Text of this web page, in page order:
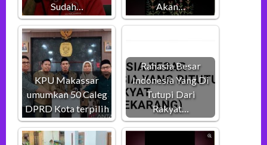
Sudah…
Akan…
KPU Makassar
umumkan 50 Caleg
DPRD Kota terpilih
Rahasia Besar
Indonesia Yang Di
Tutupi Dari
Rakyat…